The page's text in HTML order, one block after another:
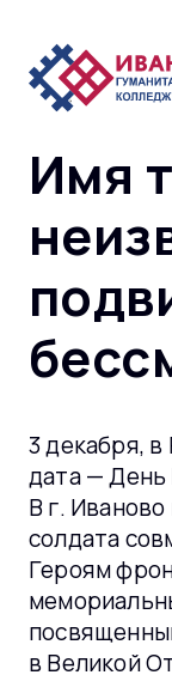
Имя
3 декабря,
дата — День
В г.
солдата
Героям
в Великой